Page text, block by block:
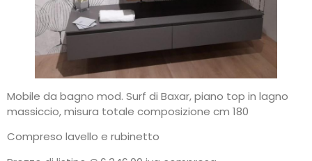
Mobile da bagno mod. Surf di Baxar, piano top in lagno
massiccio, misura totale composizione cm 180
Compreso lavello e rubinetto